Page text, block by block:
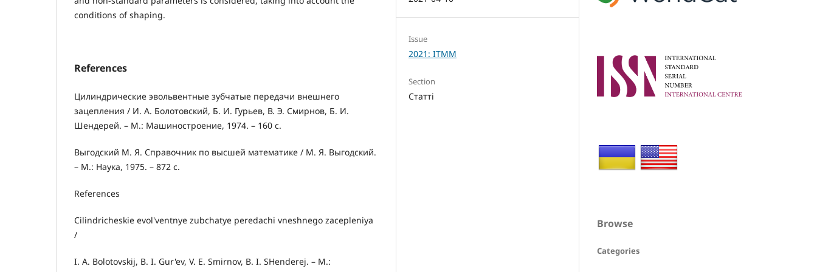
conditions of shaping.
References
Цилиндрические эвольвентные зубчатые передачи внешнего
зацепления / И. А. Болотовский, Б. И. Гурьев, В. Э. Смирнов, Б. И.
Шендерей. – М.: Машиностроение, 1974. – 160 с.
Выгодский М. Я. Справочник по высшей математике / М. Я. Выгодский.
– М.: Наука, 1975. – 872 с.
References
Cilindricheskie evol'ventnye zubchatye peredachi vneshnego zacepleniya
/
I. A. Bolotovskij, B. I. Gur'ev, V. E. Smirnov, B. I. SHenderej. – M.:
Issue
2021: ITMM
Section
Статті
Browse
Categories